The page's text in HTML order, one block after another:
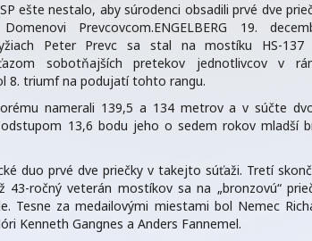
ešte nestalo, aby súrodenci obsadili prvé dve
Prevcovcom.ENGELBERG 19.
Peter Prevc sa stal na mostíku HS-137
sobotňajších pretekov jednotlivcov v
8. triumf na podujatí tohto rangu.
namerali 139,5 a 134 metrov a v súčte
13,6 bodu jeho o sedem rokov mladší
duo prvé dve priečky v takejto súťaži. Tretí
43-ročný veterán mostíkov sa na „bronzovú“
Tesne za medailovými miestami bol Nemec
Kenneth Gangnes a Anders Fannemel.